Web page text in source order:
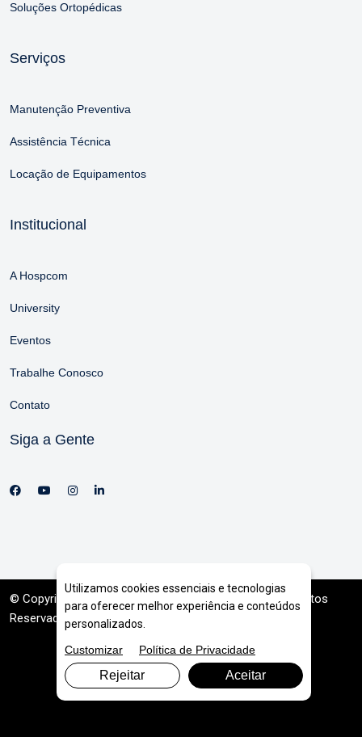
Soluções Ortopédicas
Serviços
Manutenção Preventiva
Assistência Técnica
Locação de Equipamentos
Institucional
A Hospcom
University
Eventos
Trabalhe Conosco
Contato
Siga a Gente
© Copyright 2026. DIVIA Marketing Digital . Todos os Direitos
Reservados
Utilizamos cookies essenciais e tecnologias
para oferecer melhor experiência e conteúdos
personalizados.
Customizar
Política de Privacidade
Rejeitar Aceitar